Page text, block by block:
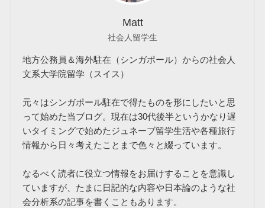
Matt
社会人留学生
地方公務員＆海外駐在（シンガポール）からの社会人
文系大学院留学（スイス）
元々はシンガポール駐在で得たものを形にしたいと思
って始めた当ブログ。現在は30代後半というかなり遅
いタイミングで始めたジュネーブ留学生活や各種旅行
情報から日々考えたことまで色々と綴っています。
なるべく読者に役立つ情報をお届けすることを意識し
ていますが、たまに日記的な内容や日本論のような社
会分析系の記事を書くこともあります。